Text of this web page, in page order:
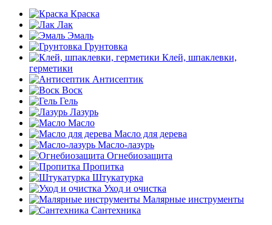
Краска
Лак
Эмаль
Грунтовка
Клей, шпаклевки,
герметики
Антисептик
Воск
Гель
Лазурь
Масло
Масло для дерева
Масло-лазурь
Огнебиозащита
Пропитка
Штукатурка
Уход и очистка
Малярные инструменты
Сантехника